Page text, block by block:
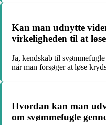
Kan man udnytte
virkeligheden til at
Ja, kendskab til
når man forsøger at løse
Hvordan kan man
om svømmefugle